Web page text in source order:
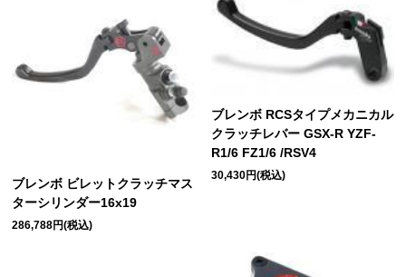
ブレンボ ビレットクラッチマス
ターシリンダー16x19
286,788円(税込)
ブレンボ RCSタイプメカニカル
クラッチレバー GSX-R YZF-
R1/6 FZ1/6 /RSV4
30,430円(税込)